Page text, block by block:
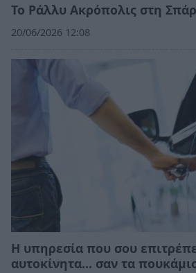
Το Ράλλυ Ακρόπολις στη
20/06/2026 12:08
Η υπηρεσία που σου
αυτοκίνητα... σαν τα